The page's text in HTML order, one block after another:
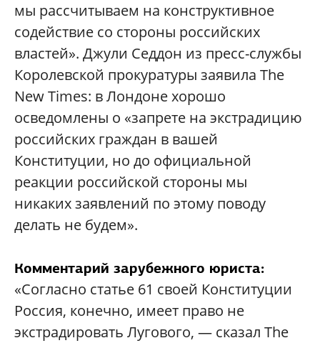
мы рассчитываем на конструктивное
содействие со стороны российских
властей». Джули Седдон из пресс-службы
Королевской прокуратуры заявила The
New Times: в Лондоне хорошо
осведомлены о «запрете на экстрадицию
российских граждан в вашей
Конституции, но до официальной
реакции российской стороны мы
никаких заявлений по этому поводу
делать не будем».
Комментарий зарубежного юриста:
«Согласно статье 61 своей Конституции
Россия, конечно, имеет право не
экстрадировать Лугового, — сказал The